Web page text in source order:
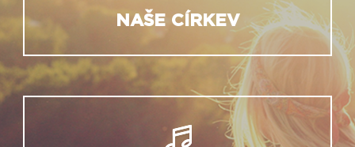
NAŠE CÍRKEV